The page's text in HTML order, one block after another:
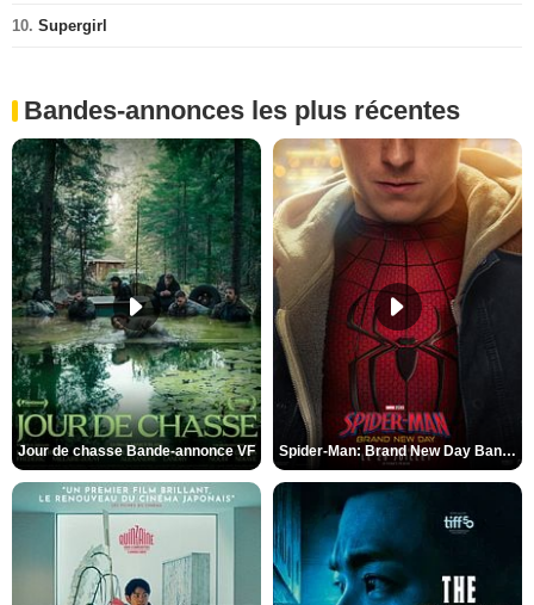
10. Supergirl
Bandes-annonces les plus récentes
Jour de chasse Bande-annonce VF Spider-Man: Brand New Day Bande-annonce (3) VO STFR